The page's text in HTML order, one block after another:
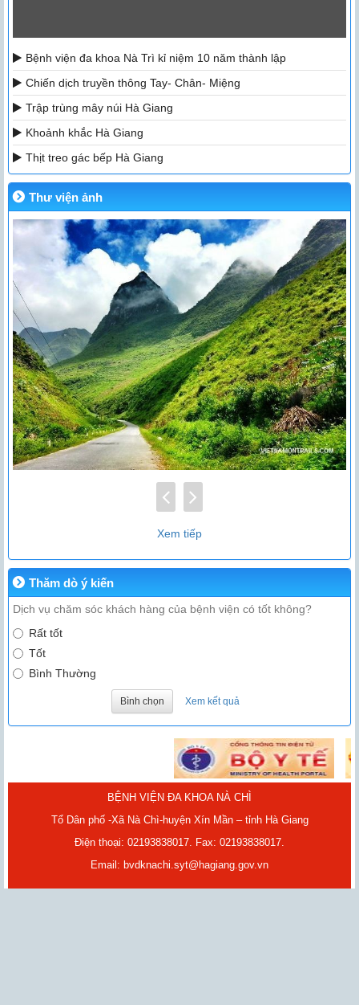
Bệnh viện đa khoa Nà Trì kỉ niệm 10 năm thành lập
Chiến dịch truyền thông Tay- Chân- Miệng
Trập trùng mây núi Hà Giang
Khoảnh khắc Hà Giang
Thịt treo gác bếp Hà Giang
Thư viện ảnh
Xem tiếp
Thăm dò ý kiến
Dịch vụ chăm sóc khách hàng của bệnh viện có tốt không?
Rất tốt
Tốt
Bình Thường
Bình chọn Xem kết quả
BỆNH VIỆN ĐA KHOA NÀ CHÌ
Tổ Dân phố -Xã Nà Chì-huyện Xín Mần – tỉnh Hà Giang
Điện thoại: 02193838017. Fax: 02193838017.
Email: bvdknachi.syt@hagiang.gov.vn